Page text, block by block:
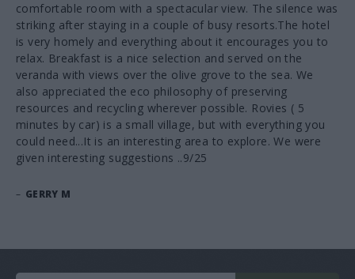
comfortable room with a spectacular view. The silence was
striking after staying in a couple of busy resorts.The hotel
is very homely and everything about it encourages you to
relax. Breakfast is a nice selection and served on the
veranda with views over the olive grove to the sea. We
also appreciated the eco philosophy of preserving
resources and recycling wherever possible. Rovies ( 5
minutes by car) is a small village, but with everything you
could need...It is an interesting area to explore. We were
given interesting suggestions ..9/25
– GERRY M